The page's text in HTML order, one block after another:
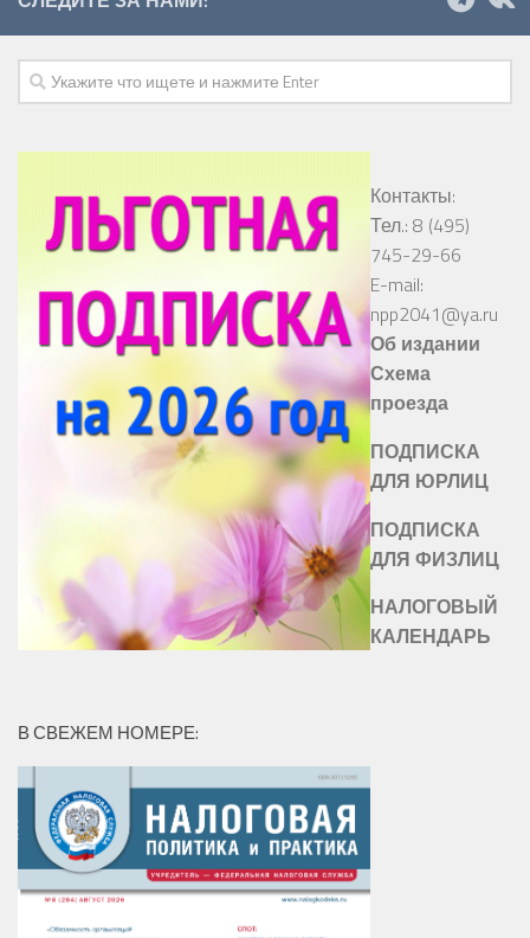
Контакты:
Тел.: 8 (495)
745-29-66
E-mail:
npp2041@ya.ru
Об издании
Схема
проезда
ПОДПИСКА
ДЛЯ ЮРЛИЦ
ПОДПИСКА
ДЛЯ ФИЗЛИЦ
НАЛОГОВЫЙ
КАЛЕНДАРЬ
В СВЕЖЕМ НОМЕРЕ: